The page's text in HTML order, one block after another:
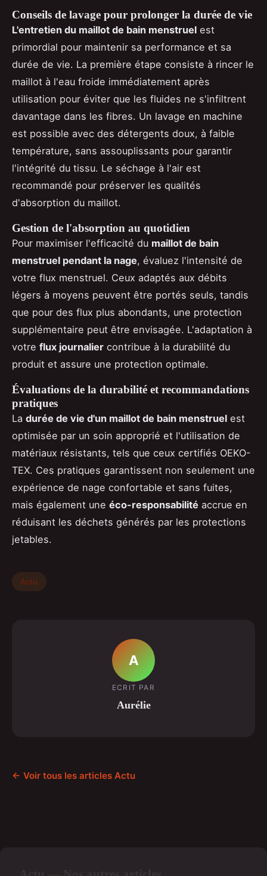
Conseils de lavage pour prolonger la durée de vie
L'entretien du maillot de bain menstruel est
primordial pour maintenir sa performance et sa
durée de vie. La première étape consiste à rincer le
maillot à l'eau froide immédiatement après
utilisation pour éviter que les fluides ne s'infiltrent
davantage dans les fibres. Un lavage en machine
est possible avec des détergents doux, à faible
température, sans assouplissants pour garantir
l'intégrité du tissu. Le séchage à l'air est
recommandé pour préserver les qualités
d'absorption du maillot.
Gestion de l'absorption au quotidien
Pour maximiser l'efficacité du maillot de bain
menstruel pendant la nage, évaluez l'intensité de
votre flux menstruel. Ceux adaptés aux débits
légers à moyens peuvent être portés seuls, tandis
que pour des flux plus abondants, une protection
supplémentaire peut être envisagée. L'adaptation à
votre flux journalier contribue à la durabilité du
produit et assure une protection optimale.
Évaluations de la durabilité et recommandations
pratiques
La durée de vie d'un maillot de bain menstruel est
optimisée par un soin approprié et l'utilisation de
matériaux résistants, tels que ceux certifiés OEKO-
TEX. Ces pratiques garantissent non seulement une
expérience de nage confortable et sans fuites,
mais également une éco-responsabilité accrue en
réduisant les déchets générés par les protections
jetables.
Actu
A
ECRIT PAR
Aurélie
← Voir tous les articles Actu